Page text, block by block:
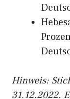
Hinweis:
31.12.2022.